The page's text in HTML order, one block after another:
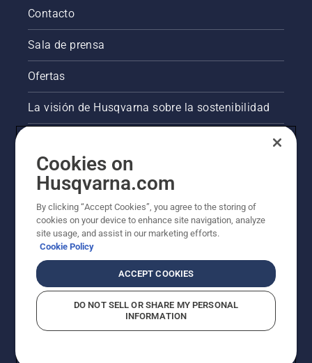
Contacto
Sala de prensa
Ofertas
La visión de Husqvarna sobre la sostenibilidad
Otros sitios de Husqvarna
AlertLine/Canal de Denúncias
Cookies on
Husqvarna.com
By clicking “Accept Cookies”, you agree to the storing of
cookies on your device to enhance site navigation, analyze
site usage, and assist in our marketing efforts.
Cookie Policy
ACCEPT COOKIES
DO NOT SELL OR SHARE MY PERSONAL
INFORMATION